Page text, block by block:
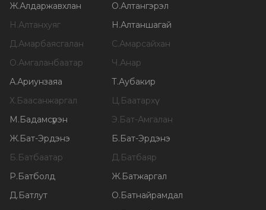
Ж.Алдаржавхлан О.Алтангэрэл
Н.Алтанхуяг Н.Алтаншагай
Д.Амарбаясгалан С.Амарсайхан
О.Амгаланбаатар Ч.Анар
А.Ариунзаяа Т.Аубакир
Х.Баасанжаргал Ц.Баатархүү
М.Бадамсүрэн Э.Бат-Амгалан
Ж.Бат-Эрдэнэ Б.Бат-Эрдэнэ
Б.Батбаатар Д.Батбаяр
Р.Батболд Ж.Батжаргал
Д.Батлут О.Батнайрамдал